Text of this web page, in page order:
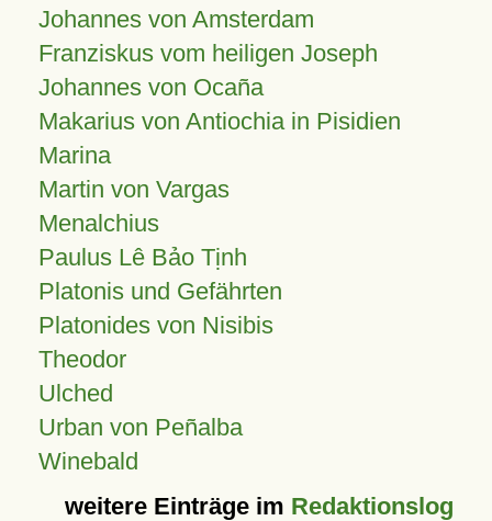
Johannes von Amsterdam
Franziskus vom heiligen Joseph
Johannes von Ocaña
Makarius von Antiochia in Pisidien
Marina
Martin von Vargas
Menalchius
Paulus Lê Bảo Tịnh
Platonis und Gefährten
Platonides von Nisibis
Theodor
Ulched
Urban von Peñalba
Winebald
weitere Einträge im Redaktionslog